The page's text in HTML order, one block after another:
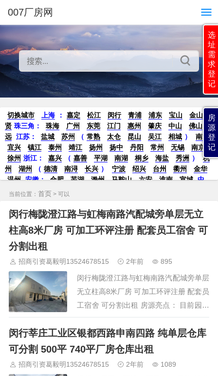
007厂房网
切换城市 上海 ： 嘉定 松江 闵行 青浦 浦东 宝山 金山
奉
贤 珠三角： 珠海 广州 东莞 江门 惠州 肇庆 中山 佛山
清
远 江苏 ： 盐城 苏州 （ 常熟 太仓 昆山 吴江 相城 ）
南通
宜兴
镇江 泰州 靖江 扬州 扬中 丹阳 常州 无锡
南京
徐州 浙江： 嘉兴 （ 嘉善 平湖 南湖 桐乡 海盐 秀洲 ）
杭
州
湖州 （ 德清 南浔 长兴 ） 宁波 绍兴 台州 衢州
金华
温州 安徽： 合肥 芜湖 滁州 马鞍山 六安 淮南 宣城 中
部：
南昌 郑州 洛阳
安
香河 大厂 永清 三河 霸州 ） 保定 （ 涿州 涞水 ） 太原
威海
烟台 青岛 福建： 福州 漳州 泉州 龙岩 西南： 昆明
南宁 华北：
高科
华夏幸福 联东U谷 万洋 均和 平谦迈高 咨询热线：
0123-021
当前位置： 首页 > 可以
闵行梅陇澄江路与虹梅南路汽配城旁单层无立
柱高8米厂房 可加工环评注册 配套员工宿舍 可
分割出租
招商引资葛毅明13524678515 2年前 895
闵行梅陇澄江路与虹梅南路汽配城旁单层
无立柱高8米厂房 可加工环评注册 配套员
工宿舍 可分割出租 房源亮点： 目前园区
正在进行装修改造预计8月底全部竣工，
所有地面都会做成沥青路面，可提前签约
预定。 【项目地址】：闵行梅陇澄江路
与虹梅南路，交叉口附近（梅陇汽配城
闵行莘庄工业区银都西路申南四路 纯单层仓库
可分割 500平 740平厂房仓库出租
招商引资葛毅明13524678515 2年前 1089
选
址
需
求
登
记
房
源
登
记